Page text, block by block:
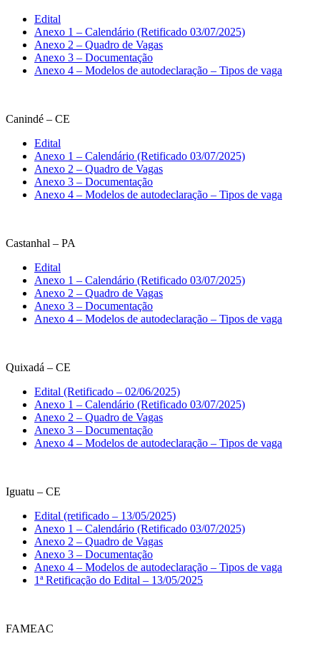
Edital
Anexo 1 – Calendário (Retificado 03/07/2025)
Anexo 2 – Quadro de Vagas
Anexo 3 – Documentação
Anexo 4 – Modelos de autodeclaração – Tipos de vaga
Canindé – CE
Edital
Anexo 1 – Calendário (Retificado 03/07/2025)
Anexo 2 – Quadro de Vagas
Anexo 3 – Documentação
Anexo 4 – Modelos de autodeclaração – Tipos de vaga
Castanhal – PA
Edital
Anexo 1 – Calendário (Retificado 03/07/2025)
Anexo 2 – Quadro de Vagas
Anexo 3 – Documentação
Anexo 4 – Modelos de autodeclaração – Tipos de vaga
Quixadá – CE
Edital (Retificado – 02/06/2025)
Anexo 1 – Calendário (Retificado 03/07/2025)
Anexo 2 – Quadro de Vagas
Anexo 3 – Documentação
Anexo 4 – Modelos de autodeclaração – Tipos de vaga
Iguatu – CE
Edital (retificado – 13/05/2025)
Anexo 1 – Calendário (Retificado 03/07/2025)
Anexo 2 – Quadro de Vagas
Anexo 3 – Documentação
Anexo 4 – Modelos de autodeclaração – Tipos de vaga
1ª Retificação do Edital – 13/05/2025
FAMEAC